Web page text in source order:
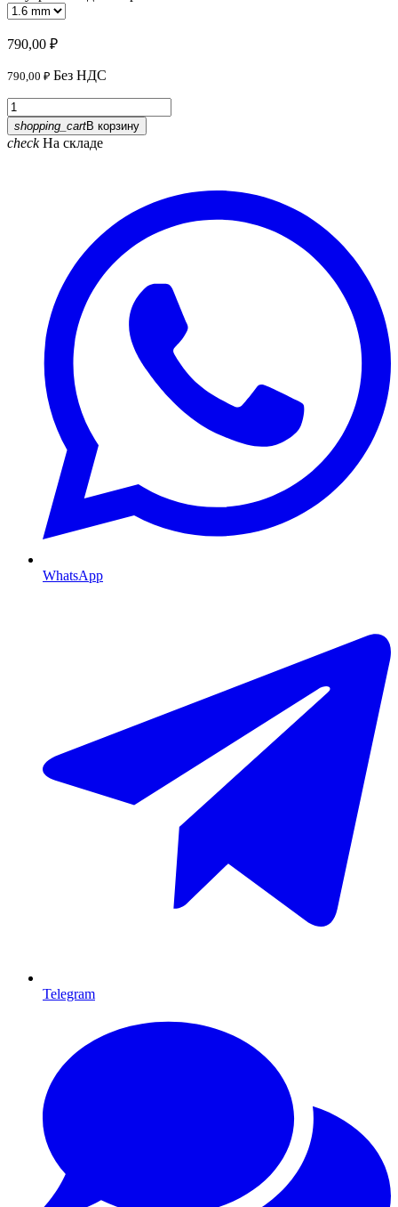
790,00 ₽
790,00 ₽ Без НДС
shopping_cartВ корзину
checkНа складе
WhatsApp
Telegram